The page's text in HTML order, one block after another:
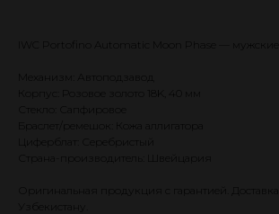
IWC Portofino Automatic Moon Phase — мужские
Корпус: Розовое золото 18K, 40 мм
Стекло: Сапфировое
Браслет/ремешок: Кожа аллигатора
Циферблат: Серебристый
Оригинальная продукция с гарантией.
Узбекистану.